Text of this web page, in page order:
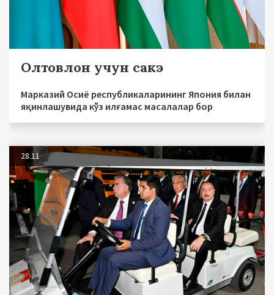
Олтовлон учун сакэ
Марказий Осиё республикаларининг Япония билан
яқинлашувида кўз илғамас масалалар бор
28.11